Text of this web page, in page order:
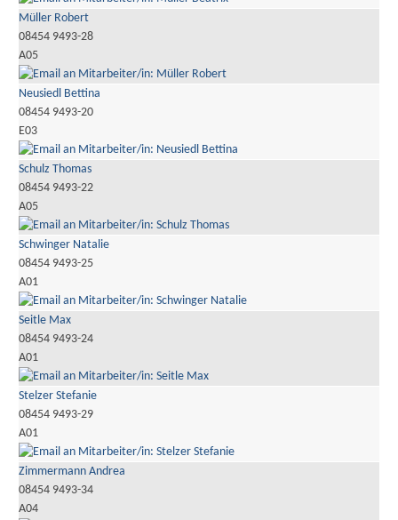
Müller Robert
08454 9493-28
A05
Neusiedl Bettina
08454 9493-20
E03
Schulz Thomas
08454 9493-22
A05
Schwinger Natalie
08454 9493-25
A01
Seitle Max
08454 9493-24
A01
Stelzer Stefanie
08454 9493-29
A01
Zimmermann Andrea
08454 9493-34
A04